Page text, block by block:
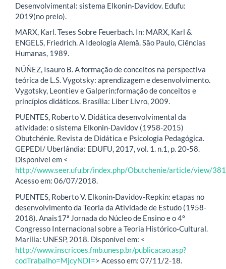
Desenvolvimental: sistema Elkonin-Davidov. Edufu:
2019(no prelo).
MARX, Karl. Teses Sobre Feuerbach. In: MARX, Karl &
ENGELS, Friedrich. A Ideologia Alemã. São Paulo, Ciências
Humanas, 1989.
NÚÑEZ, Isauro B. A formação de conceitos na perspectiva
teórica de L.S. Vygotsky: aprendizagem e desenvolvimento.
Vygotsky, Leontiev e Galperin:formação de conceitos e
princípios didáticos. Brasília: Liber Livro, 2009.
PUENTES, Roberto V. Didática desenvolvimental da
atividade: o sistema Elkonin-Davidov (1958-2015)
Obutchénie. Revista de Didática e Psicologia Pedagógica.
GEPEDI/ Uberlândia: EDUFU, 2017, vol. 1. n.1, p. 20-58.
Disponível em <
http://www.seer.ufu.br/index.php/Obutchenie/article/view/
Acesso em: 06/07/2018.
PUENTES, Roberto V. Elkonin-Davidov-Repkin: etapas no
desenvolvimento da Teoria da Atividade de Estudo (1958-
2018). Anais17ª Jornada do Núcleo de Ensino e o 4º
Congresso Internacional sobre a Teoria Histórico-Cultural.
Marília: UNESP, 2018. Disponível em: <
http://www.inscricoes.fmb.unesp.br/publicacao.asp?
codTrabalho=MjcyNDI=> Acesso em: 07/11/2-18.